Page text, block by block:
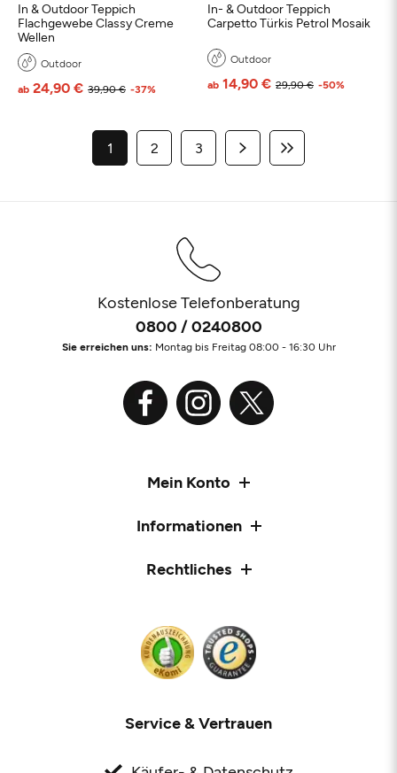
In & Outdoor Teppich
Flachgewebe Classy Creme
Wellen
Outdoor
39,90 €
ab 24,90 € -37%
In- & Outdoor Teppich
Carpetto Türkis Petrol Mosaik
Outdoor
29,90 €
ab 14,90 € -50%
1 2 3
Kostenlose Telefonberatung
0800 / 0240800
Sie erreichen uns: Montag bis Freitag 08:00 - 16:30 Uhr
Mein Konto
Informationen
Rechtliches
Service & Vertrauen